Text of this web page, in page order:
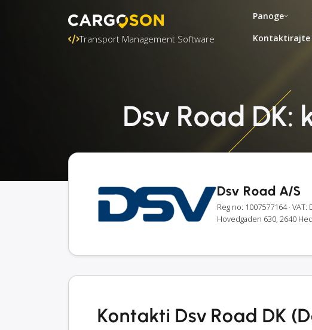
Transport Management Software
Panoge
Kontaktirajte
Dsv Road
Dsv Road A/S
Reg no: 1007577164 ·
Hovedgaden 630, 2640
Kontakti Dsv Road DK